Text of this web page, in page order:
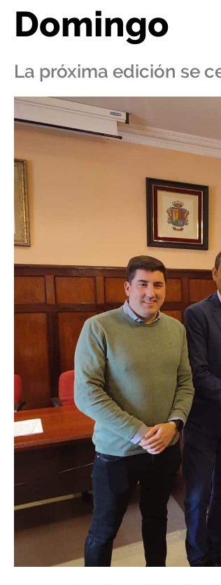
Domingo
La próxima edición se